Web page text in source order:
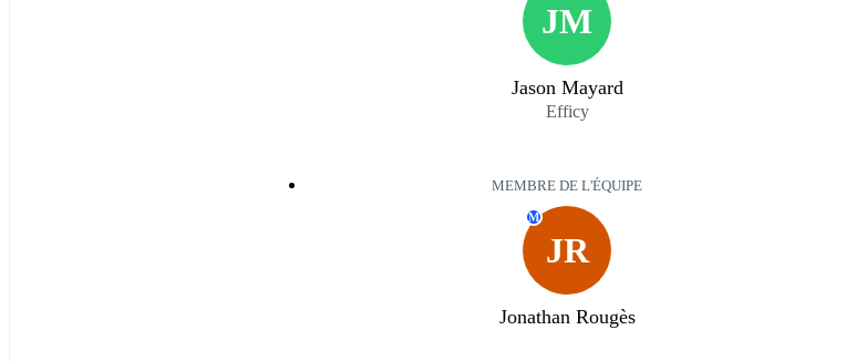
JM
Jason Mayard
Efficy
MEMBRE DE L'ÉQUIPE
JR
M
Jonathan Rougès